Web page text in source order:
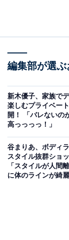
編集部が選
新木優子、家族で
楽しむプライベー
開！ 「バレないの
高っっっっ！」
谷まりあ、ボディ
スタイル抜群ショ
「スタイルが人間
に体のラインが綺麗